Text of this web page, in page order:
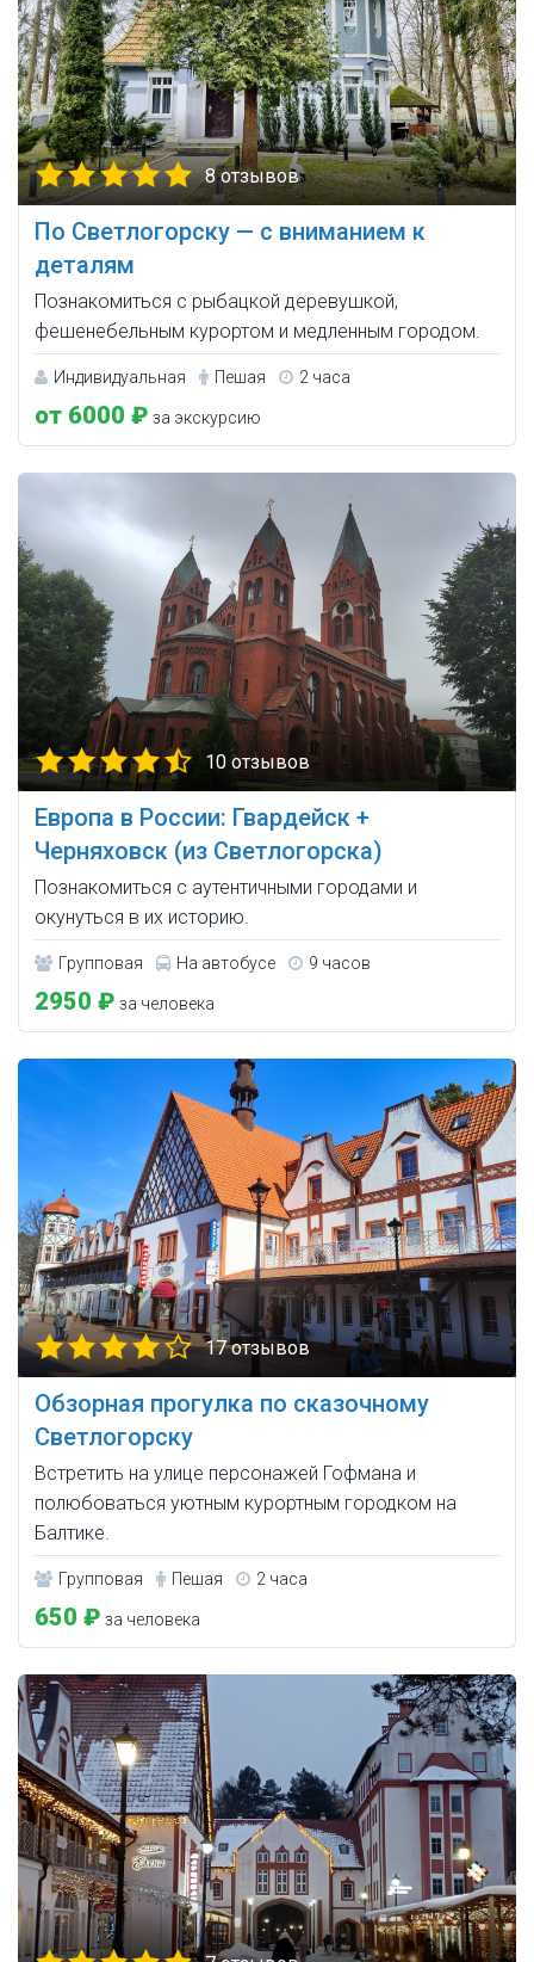
8 отзывов
По Светлогорску — с вниманием к
деталям
Познакомиться с рыбацкой деревушкой,
фешенебельным курортом и медленным городом.
Индивидуальная Пешая 2 часа
от 6000 ₽ за экскурсию
10 отзывов
Европа в России: Гвардейск +
Черняховск (из Светлогорска)
Познакомиться с аутентичными городами и
окунуться в их историю.
Групповая На автобусе 9 часов
2950 ₽ за человека
17 отзывов
Обзорная прогулка по сказочному
Светлогорску
Встретить на улице персонажей Гофмана и
полюбоваться уютным курортным городком на
Балтике.
Групповая Пешая 2 часа
650 ₽ за человека